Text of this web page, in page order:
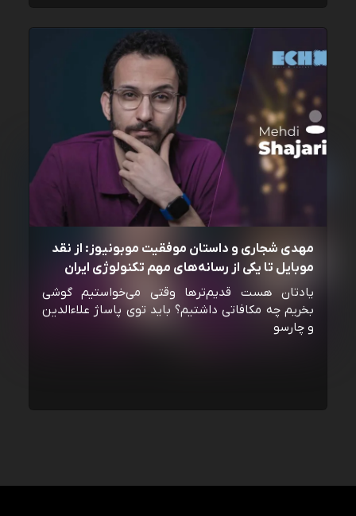
مهدی شجاری و داستان موفقیت موبونیوز: از نقد
موبایل تا یکی از رسانه‌‌های مهم تکنولوژی ایران
یادتان هست قدیم‌ترها وقتی می‌خواستیم گوشی
بخریم چه مکافاتی داشتیم؟ باید توی پاساژ علاءالدین
و چارسو